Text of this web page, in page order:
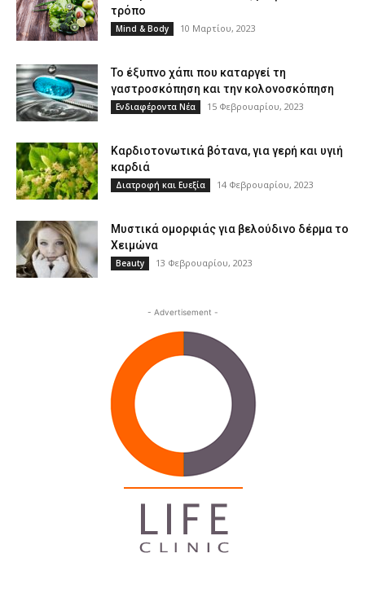
τρόπο
Mind & Body 10 Μαρτίου, 2023
Το έξυπνο χάπι που καταργεί τη
γαστροσκόπηση και την κολονοσκόπηση
Ενδιαφέροντα Νέα 15 Φεβρουαρίου, 2023
Καρδιοτονωτικά βότανα, για γερή και υγιή
καρδιά
Διατροφή και Ευεξία 14 Φεβρουαρίου, 2023
Μυστικά ομορφιάς για βελούδινο δέρμα το
Χειμώνα
Beauty 13 Φεβρουαρίου, 2023
- Advertisement -